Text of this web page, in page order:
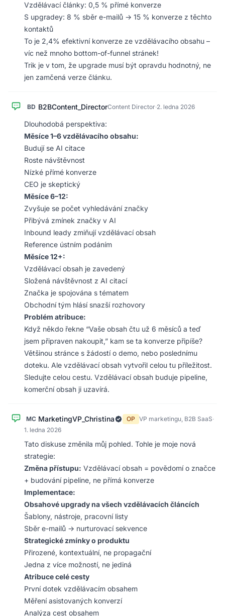
Vzdělávací články: 0,5 % přímé konverze
S upgradey: 8 % sběr e-mailů → 15 % konverze z těchto
kontaktů
To je 2,4% efektivní konverze ze vzdělávacího obsahu –
víc než mnoho bottom-of-funnel stránek!
Trik je v tom, že upgrade musí být opravdu hodnotný, ne
jen zamčená verze článku.
BD B2BContent_DirectorContent Director·2. ledna 2026
Dlouhodobá perspektiva:
Měsíce 1–6 vzdělávacího obsahu:
Budují se AI citace
Roste návštěvnost
Nízké přímé konverze
CEO je skeptický
Měsíce 6–12:
Zvyšuje se počet vyhledávání značky
Přibývá zmínek značky v AI
Inbound leady zmiňují vzdělávací obsah
Reference ústním podáním
Měsíce 12+:
Vzdělávací obsah je zavedený
Složená návštěvnost z AI citací
Značka je spojována s tématem
Obchodní tým hlásí snazší rozhovory
Problém atribuce:
Když někdo řekne “Vaše obsah čtu už 6 měsíců a teď
jsem připraven nakoupit,” kam se ta konverze připíše?
Většinou stránce s žádostí o demo, nebo poslednímu
doteku. Ale vzdělávací obsah vytvořil celou tu příležitost.
Sledujte celou cestu. Vzdělávací obsah buduje pipeline,
komerční obsah ji uzavírá.
MC MarketingVP_Christina OP VP marketingu, B2B SaaS·
1. ledna 2026
Tato diskuse změnila můj pohled. Tohle je moje nová
strategie:
Změna přístupu: Vzdělávací obsah = povědomí o značce
+ budování pipeline, ne přímá konverze
Implementace:
Obsahové upgrady na všech vzdělávacích článcích
Šablony, nástroje, pracovní listy
Sběr e-mailů → nurturovací sekvence
Strategické zmínky o produktu
Přirozené, kontextuální, ne propagační
Jedna z více možností, ne jediná
Atribuce celé cesty
První dotek vzdělávacím obsahem
Měření asistovaných konverzí
Analýza cest obsahem